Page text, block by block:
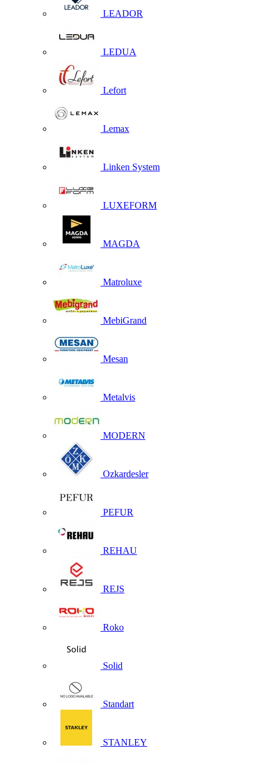
LEADOR
LEDUA
Lefort
Lemax
Linken System
LUXEFORM
MAGDA
Matroluxe
MebiGrand
Mesan
Metalvis
MODERN
Ozkardesler
PEFUR
REHAU
REJS
Roko
Solid
Standart
STANLEY